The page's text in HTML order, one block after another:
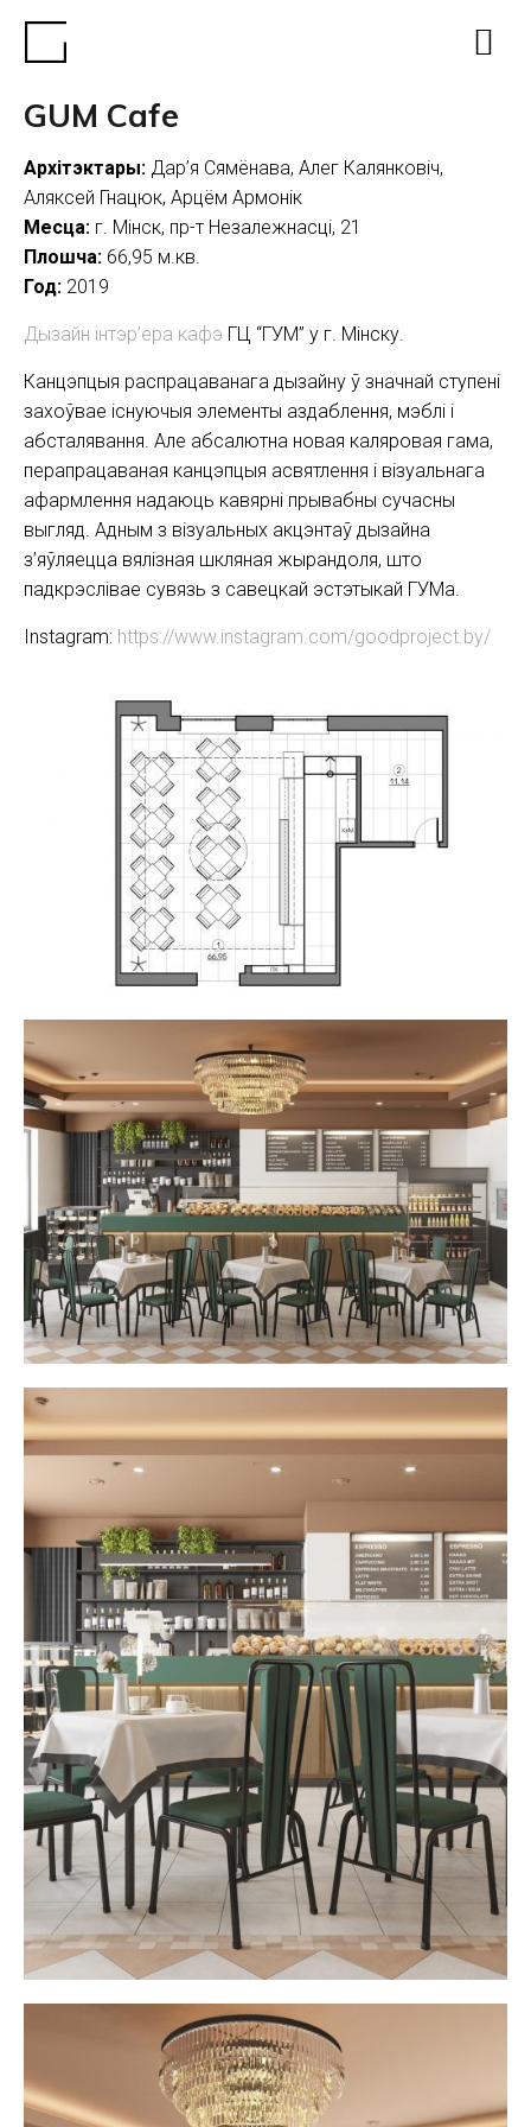
GUM Cafe
Архітэктары: Дар’я Сямёнава, Алег Калянковіч,
Аляксей Гнацюк, Арцём Армонік
Месца: г. Мінск, пр-т Незалежнасці, 21
Плошча: 66,95 м.кв.
Год: 2019
Дызайн інтэр’ера кафэ ГЦ “ГУМ” у г. Мінску.
Канцэпцыя распрацаванага дызайну ў значнай ступені
захоўвае існуючыя элементы аздаблення, мэблі і
абсталявання. Але абсалютна новая каляровая гама,
перапрацаваная канцэпцыя асвятлення і візуальнага
афармлення надаюць кавярні прывабны сучасны
выгляд. Адным з візуальных акцэнтаў дызайна
з’яўляецца вялізная шкляная жырандоля, што
падкрэслівае сувязь з савецкай эстэтыкай ГУМа.
Instagram: https://www.instagram.com/goodproject.by/